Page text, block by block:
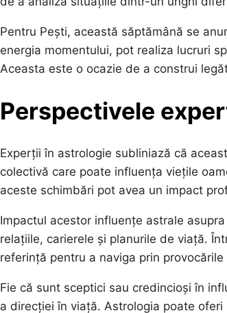
Pentru Pești, această săptămână se
energia momentului, pot realiza lucruri
Aceasta este o ocazie de a construi
Perspectivele
Experții în astrologie subliniază că
colectivă care poate influența viețile
aceste schimbări pot avea un impact
Impactul acestor influențe astrale
relațiile, carierele și planurile de viață.
referință pentru a naviga prin
Fie că sunt sceptici sau credincioși în
a direcției în viață. Astrologia poate